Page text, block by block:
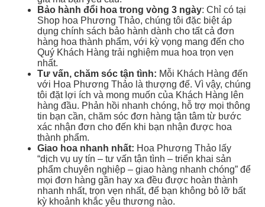
Bảo hành đổi hoa trong vòng 3 ngày: Chỉ có tại
Shop hoa Phương Thảo, chúng tôi đặc biệt áp
dụng chính sách bảo hành dành cho tất cả đơn
hàng hoa thành phẩm, với kỳ vọng mang đến cho
Quý Khách Hàng trải nghiệm mua hoa trọn vẹn
nhất.
Tư vấn, chăm sóc tận tình: Mỗi Khách Hàng đến
với Hoa Phương Thảo là thượng đế. Vì vậy, chúng
tôi đặt lợi ích và mong muốn của Khách Hàng lên
hàng đầu. Phản hồi nhanh chóng, hỗ trợ mọi thông
tin bạn cần, chăm sóc đơn hàng tận tâm từ bước
xác nhận đơn cho đến khi bạn nhận được hoa
thành phẩm.
Giao hoa nhanh nhất: Hoa Phương Thảo lấy
“dịch vụ uy tín – tư vấn tận tình – triển khai sản
phẩm chuyên nghiệp – giao hàng nhanh chóng” để
mọi đơn hàng gần hay xa đều được hoàn thành
nhanh nhất, trọn vẹn nhất, để bạn không bỏ lỡ bất
kỳ khoảnh khắc yêu thương nào.